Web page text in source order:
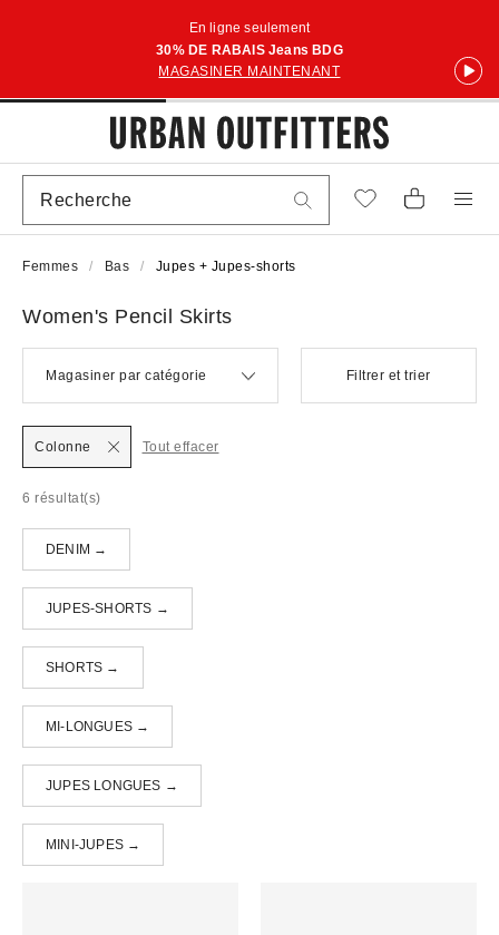
En ligne seulement
30% DE RABAIS Jeans BDG
MAGASINER MAINTENANT
Femmes Bas Jupes + Jupes-shorts
Women's Pencil Skirts
Magasiner par catégorie Filtrer et trier
6 résultat(s)
Colonne Tout effacer
DENIM →
JUPES-SHORTS →
SHORTS →
MI-LONGUES →
JUPES LONGUES →
MINI-JUPES →